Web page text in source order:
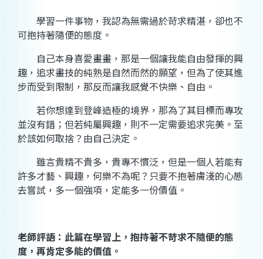
學習一件事物，我認為無需過於苛求精湛，卻也不
可抱持著隨便的態度。
自己本身喜愛畫畫，那是一個讓我能自由發揮的興
趣，追求畫技的純熟是自然而然的願望，但為了使其進
步而受到限制，那反而讓我感覺不快樂、自由。
若你想達到登峰造極的境界，那為了其目標而專攻
並沒有錯；但若純屬興趣，則不一定需要追求完美。至
於該如何取捨？由自己決定。
雖言貴精不貴多，貴專不慣泛，但是一個人若能有
許多才藝、興趣，何樂不為呢？只要不抱著膚淺的心態
去嘗試，多一個強項，定能多一份價值。
老師評語：此篇在學習上，抱持著不苛求不隨便的態
度，再肯定多能的價值。